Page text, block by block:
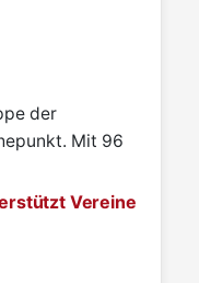
der
Mit 96
Vereine